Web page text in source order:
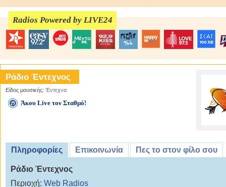
Radios Powered by LIVE24
Ράδιο Έντεχνος
Είδος μουσικής: 'Εντεχνα
Άκου Live τον Σταθμό!
Πληροφορίες Επικοινωνία Πες το στον φίλο σου
Ράδιο Έντεχνος
Περιοχή: Web Radios